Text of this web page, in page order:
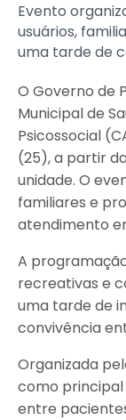
Evento
usuários,
uma tarde de
O Governo de
Municipal de
Psicossocial
(25), a partir
unidade. O
familiares e
atendimento
A
recreativas e
uma tarde de
convivência
Organizada
como
entre